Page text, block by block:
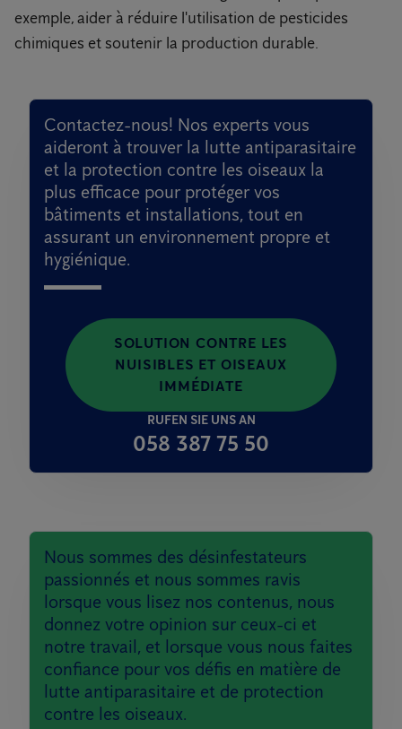
exemple, aider à réduire l'utilisation de pesticides
chimiques et soutenir la production durable.
Contactez-nous! Nos experts vous
aideront à trouver la lutte antiparasitaire
et la protection contre les oiseaux la
plus efficace pour protéger vos
bâtiments et installations, tout en
assurant un environnement propre et
hygiénique.
SOLUTION CONTRE LES
NUISIBLES ET OISEAUX
IMMÉDIATE
RUFEN SIE UNS AN
058 387 75 50
Nous sommes des désinfestateurs
passionnés et nous sommes ravis
lorsque vous lisez nos contenus, nous
donnez votre opinion sur ceux-ci et
notre travail, et lorsque vous nous faites
confiance pour vos défis en matière de
lutte antiparasitaire et de protection
contre les oiseaux.